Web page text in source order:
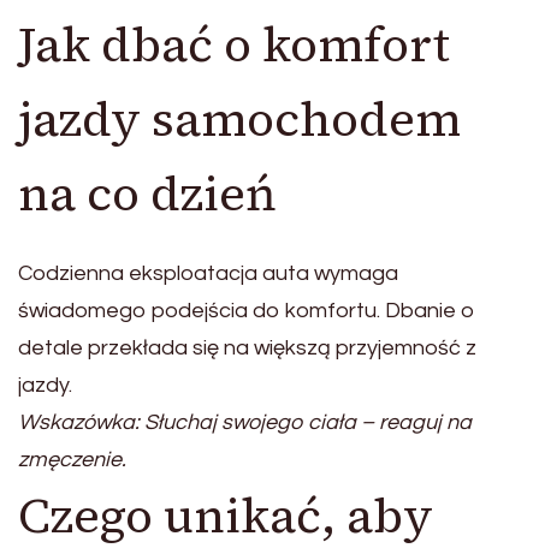
Jak dbać o komfort
jazdy samochodem
na co dzień
Codzienna eksploatacja auta wymaga
świadomego podejścia do komfortu. Dbanie o
detale przekłada się na większą przyjemność z
jazdy.
Wskazówka: Słuchaj swojego ciała – reaguj na
zmęczenie.
Czego unikać, aby